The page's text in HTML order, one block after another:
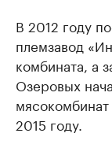
В 2012 году
племзавод
комбината, а
Озеровых
2015 году.